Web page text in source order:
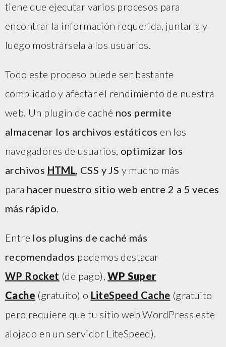
tiene que ejecutar varios procesos para
encontrar la información requerida, juntarla y
luego mostrársela a los usuarios.
Todo este proceso puede ser bastante
complicado y afectar el rendimiento de nuestra
web. Un plugin de caché nos permite
almacenar los archivos estáticos en los
navegadores de usuarios, optimizar los
archivos HTML, CSS y JS y mucho más
para hacer nuestro sitio web entre 2 a 5 veces
más rápido.
Entre los plugins de caché más
recomendados podemos destacar
WP Rocket (de pago),WP Super
Cache (gratuito) o LiteSpeed Cache (gratuito
pero requiere que tu sitio web WordPress este
alojado en un servidor LiteSpeed).